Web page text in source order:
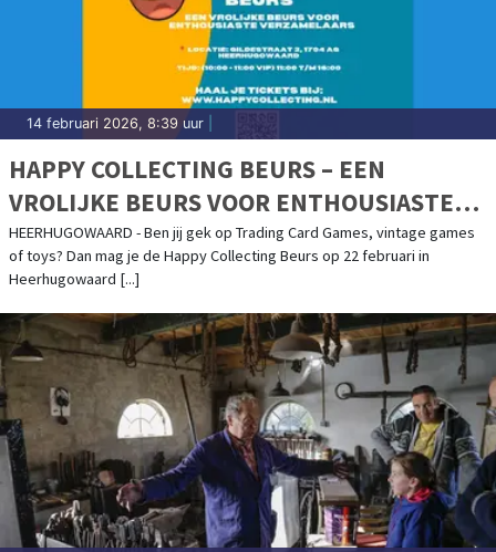
14 februari 2026, 8:39 uur
HAPPY COLLECTING BEURS – EEN
VROLIJKE BEURS VOOR ENTHOUSIASTE
VERZAMELAARS
HEERHUGOWAARD - Ben jij gek op Trading Card Games, vintage games
of toys? Dan mag je de Happy Collecting Beurs op 22 februari in
Heerhugowaard [...]